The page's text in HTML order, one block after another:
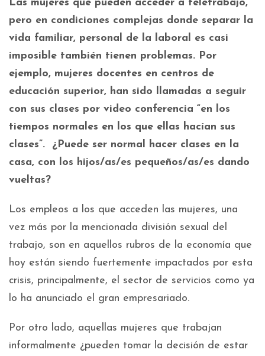
Las mujeres que pueden acceder a teletrabajo,
pero en condiciones complejas donde separar la
vida familiar, personal de la laboral es casi
imposible también tienen problemas. Por
ejemplo, mujeres docentes en centros de
educación superior, han sido llamadas a seguir
con sus clases por video conferencia “en los
tiempos normales en los que ellas hacían sus
clases”. ¿Puede ser normal hacer clases en la
casa, con los hijos/as/es pequeños/as/es dando
vueltas?
Los empleos a los que acceden las mujeres, una
vez más por la mencionada división sexual del
trabajo, son en aquellos rubros de la economía que
hoy están siendo fuertemente impactados por esta
crisis, principalmente, el sector de servicios como ya
lo ha anunciado el gran empresariado.
Por otro lado, aquellas mujeres que trabajan
informalmente ¿pueden tomar la decisión de estar